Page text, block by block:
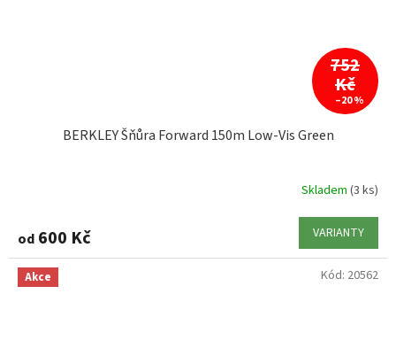
752
Kč
–20 %
BERKLEY Šňůra Forward 150m Low-Vis Green
Skladem (3 ks)
od 600 Kč VARIANTY
Akce Kód: 20562